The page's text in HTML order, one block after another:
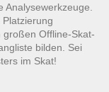
Offline-Skat-
bilden. Sei
im Skat!